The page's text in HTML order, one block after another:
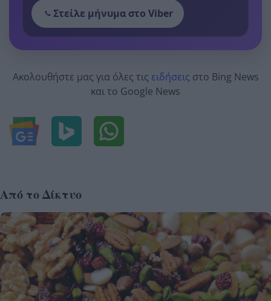
Στείλε μήνυμα στο Viber
Ακολουθήστε μας για όλες τις ειδήσεις στο Bing News
και το Google News
Από το Δίκτυο